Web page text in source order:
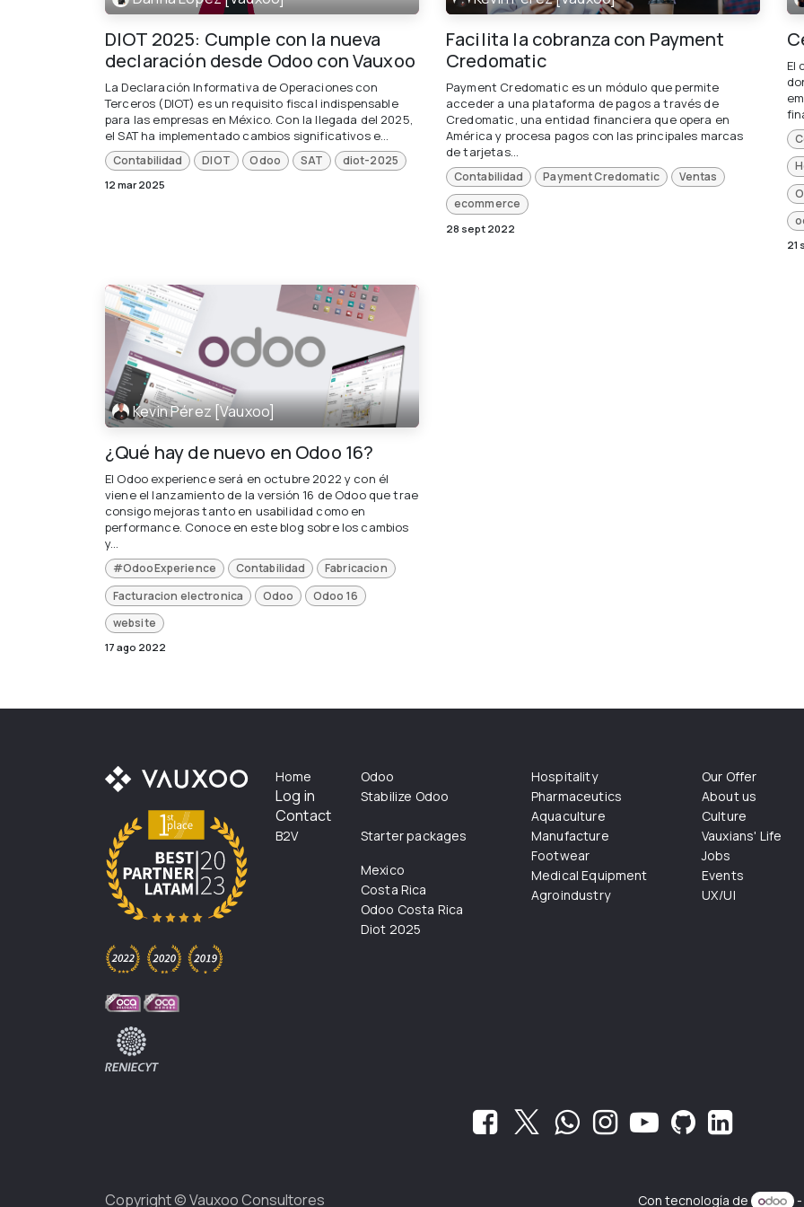
DIOT 2025: Cumple con la nueva
declaración desde Odoo con Vauxoo
La Declaración Informativa de Operaciones con
Terceros (DIOT) es un requisito fiscal indispensable
para las empresas en México. Con la llegada del 2025,
el SAT ha implementado cambios significativos e...
Contabilidad DIOT Odoo SAT diot-2025
12 mar 2025
Facilita la cobranza con Payment
Credomatic
Payment Credomatic es un módulo que permite
acceder a una plataforma de pagos a través de
Credomatic, una entidad financiera que opera en
América y procesa pagos con las principales marcas
de tarjetas...
Contabilidad Payment Credomatic
Ventas
ecommerce
28 sept 2022
El
21
Kevin Pérez [Vauxoo]
¿Qué hay de nuevo en Odoo 16?
El Odoo experience será en octubre 2022 y con él
viene el lanzamiento de la versión 16 de Odoo que trae
consigo mejoras tanto en usabilidad como en
performance. Conoce en este blog sobre los cambios
y...
#OdooExperience Contabilidad
Fabricacion
Facturacion electronica
Odoo
Odoo 16
website
17 ago 2022
Home
Log in
Contact
B2V
Odoo
Stabilize Odoo
Starter packages
Mexico
Costa Rica
Odoo Costa Rica
Diot 2025
Hospitality
Pharmaceutics
Aquaculture
Manufacture
Footwear
Medical Equipment
Agroindustry
Our Offer
About us
Culture
Vauxians' Life
Jobs
Events
UX/UI
Copyright ©Vauxoo Consultores Con tecnología de -